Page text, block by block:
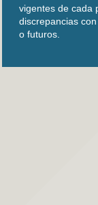
vigentes de cada
discrepancias
o futuros.